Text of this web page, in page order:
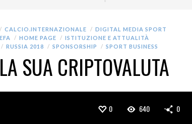
CALCIO.INTERNAZIONALE
DIGITAL MEDIA SPORT
HOME PAGE
ISTITUZIONE E ATTUALITÀ
RUSSIA 2018 SPONSORSHIP SPORT BUSINESS
SUA CRIPTOVALUTA
0 640 0